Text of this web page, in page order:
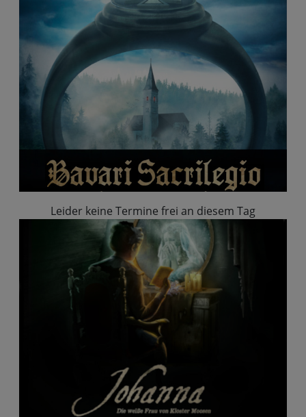
Leider keine Termine frei an diesem Tag